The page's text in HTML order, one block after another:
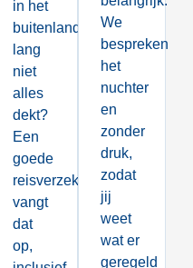
in het
buitenland
lang
niet
alles
dekt?
Een
goede
reisverzekering
vangt
dat
op,
We
bespreken
het
nuchter
en
zonder
druk,
zodat
jij
weet
wat er
geregeld